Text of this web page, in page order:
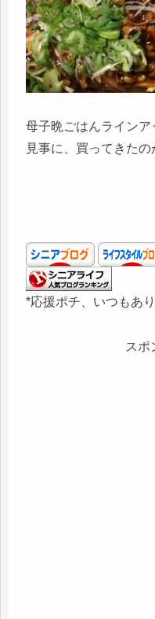
母子晩ごはんラインア
見事に、買ってきた
*応援ポチ、いつもあ
スポ